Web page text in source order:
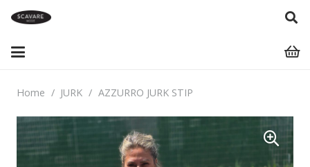
Home / JURK / AZZURRO JURK STIP